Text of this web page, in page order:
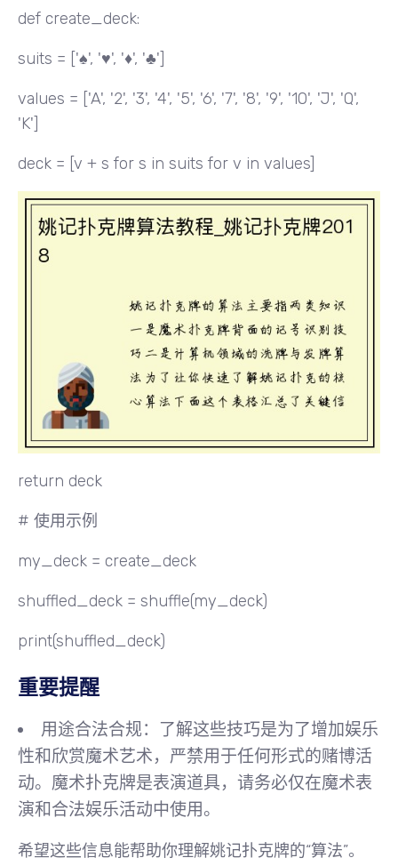
def create_deck:
suits = ['♠', '♥', '♦', '♣']
values = ['A', '2', '3', '4', '5', '6', '7', '8', '9', '10', 'J', 'Q',
'K']
deck = [v + s for s in suits for v in values]
return deck
# 使用示例
my_deck = create_deck
shuffled_deck = shuffle(my_deck)
print(shuffled_deck)
重要提醒
用途合法合规：了解这些技巧是为了增加娱乐
性和欣赏魔术艺术， 严禁用于任何形式的赌博活
动。魔术扑克牌是表演道具，请务必仅在魔术表
演和合法娱乐活动中使用。
希望这些信息能帮助你理解姚记扑克牌的“算法”。